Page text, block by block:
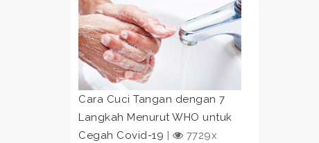
Cara Cuci Tangan dengan 7
Langkah Menurut WHO untuk
Cegah Covid-19 |
7729x